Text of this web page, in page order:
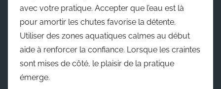
avec votre pratique. Accepter que l’eau est là
pour amortir les chutes favorise la détente.
Utiliser des zones aquatiques calmes au début
aide à renforcer la confiance. Lorsque les craintes
sont mises de côté, le plaisir de la pratique
émerge.